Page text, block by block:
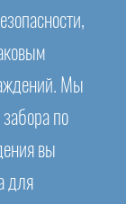
Мы
по
вы
для